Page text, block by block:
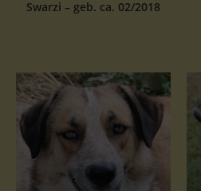
Swarzi – geb. ca. 02/2018